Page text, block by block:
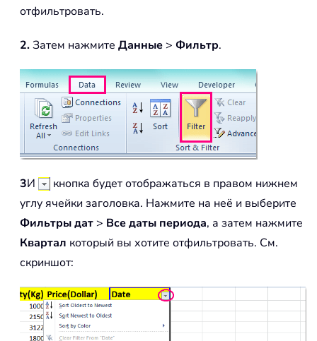
отфильтровать.
2.Затем нажмите Данные > Фильтр.
3И
кнопка будет отображаться в правом нижнем
углу ячейки заголовка. Нажмите на неё и выберите
Фильтры дат > Все даты периода, а затем нажмите
Квартал который вы хотите отфильтровать. См.
скриншот: